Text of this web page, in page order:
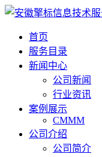
首页
服务目录
新闻中心
公司新闻
行业资讯
案例展示
CMMM
公司介绍
公司简介